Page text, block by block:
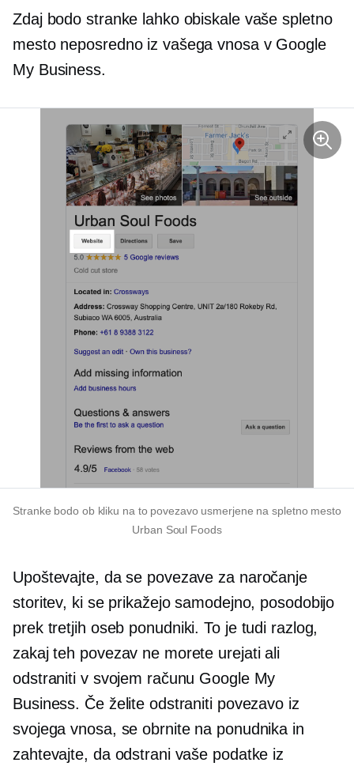
Zdaj bodo stranke lahko obiskale vaše spletno
mesto neposredno iz vašega vnosa v Google
My Business.
Stranke bodo ob kliku na to povezavo usmerjene na spletno mesto
Urban Soul Foods
Upoštevajte, da se povezave za naročanje
storitev, ki se prikažejo samodejno, posodobijo
prek tretjih oseb ponudniki. To je tudi razlog,
zakaj teh povezav ne morete urejati ali
odstraniti v svojem računu Google My
Business. Če želite odstraniti povezavo iz
svojega vnosa, se obrnite na ponudnika in
zahtevajte, da odstrani vaše podatke iz